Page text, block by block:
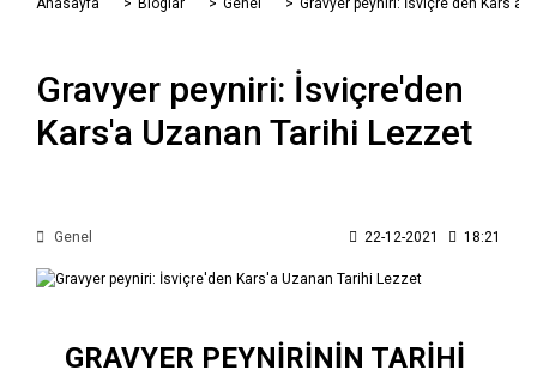
Anasayfa Bloglar Genel Gravyer peyniri: İsviçre'den Kars'a
Gravyer peyniri: İsviçre'den
Kars'a Uzanan Tarihi Lezzet
Genel 22-12-2021 18:21
GRAVYER PEYNİRİNİN TARİHİ